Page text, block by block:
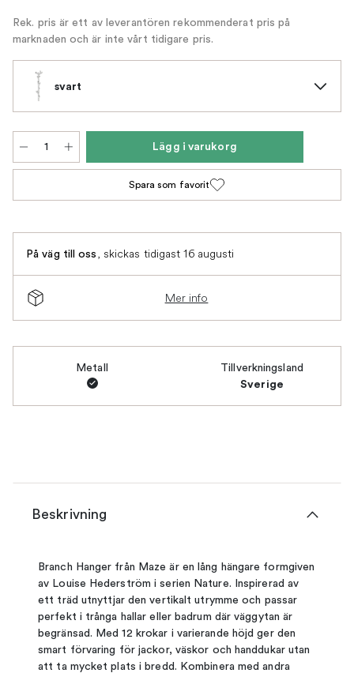
Rek. pris är ett av leverantören rekommenderat pris på
marknaden och är inte vårt tidigare pris.
svart
Lägg i varukorg
Spara som favorit
På väg till oss , skickas tidigast 16 augusti
Mer info
Metall Tillverkningsland
Sverige
Beskrivning
Branch Hanger från Maze är en lång hängare formgiven
av Louise Hederström i serien Nature. Inspirerad av
ett träd utnyttjar den vertikalt utrymme och passar
perfekt i trånga hallar eller badrum där väggytan är
begränsad. Med 12 krokar i varierande höjd ger den
smart förvaring för jackor, väskor och handdukar utan
att ta mycket plats i bredd. Kombinera med andra